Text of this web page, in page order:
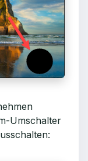
Umschalter